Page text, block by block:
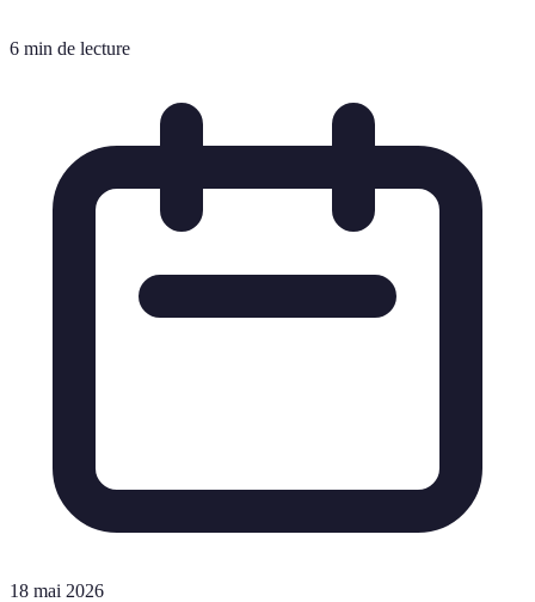
6 min de lecture
18 mai 2026